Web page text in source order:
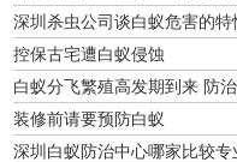
深圳杀虫公司谈白蚁危害的特
控保古宅遭白蚁侵蚀
白蚁分飞繁殖高发期到来 防
装修前请要预防白蚁
深圳白蚁防治中心哪家比较专